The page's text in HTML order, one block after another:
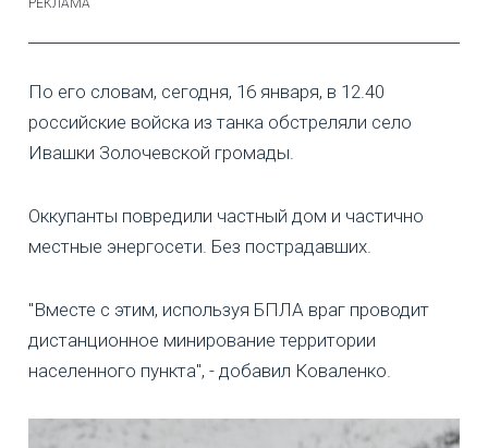
По его словам, сегодня, 16 января, в 12.40
российские войска из танка обстреляли село
Ивашки Золочевской громады.
Оккупанты повредили частный дом и частично
местные энергосети. Без пострадавших.
"Вместе с этим, используя БПЛА враг проводит
дистанционное минирование территории
населенного пункта", - добавил Коваленко.